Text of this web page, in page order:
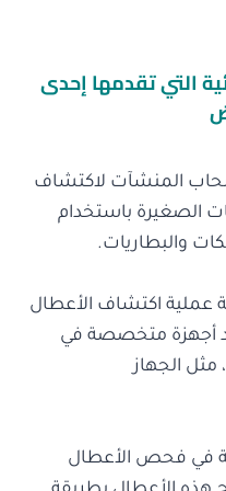
التي تقدمها إحدى
المنشآت لاكتشاف
الصغيرة باستخدام
والبطاريات.
عملية اكتشاف الأعطال
أجهزة متخصصة في
مثل الجهاز
في فحص الأعطال